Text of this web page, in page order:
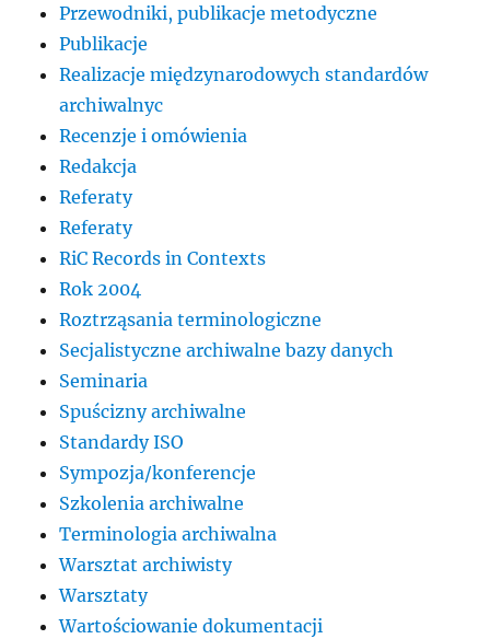
Przewodniki, publikacje metodyczne
Publikacje
Realizacje międzynarodowych standardów
archiwalnyc
Recenzje i omówienia
Redakcja
Referaty
Referaty
RiC Records in Contexts
Rok 2004
Roztrząsania terminologiczne
Secjalistyczne archiwalne bazy danych
Seminaria
Spuścizny archiwalne
Standardy ISO
Sympozja/konferencje
Szkolenia archiwalne
Terminologia archiwalna
Warsztat archiwisty
Warsztaty
Wartościowanie dokumentacji